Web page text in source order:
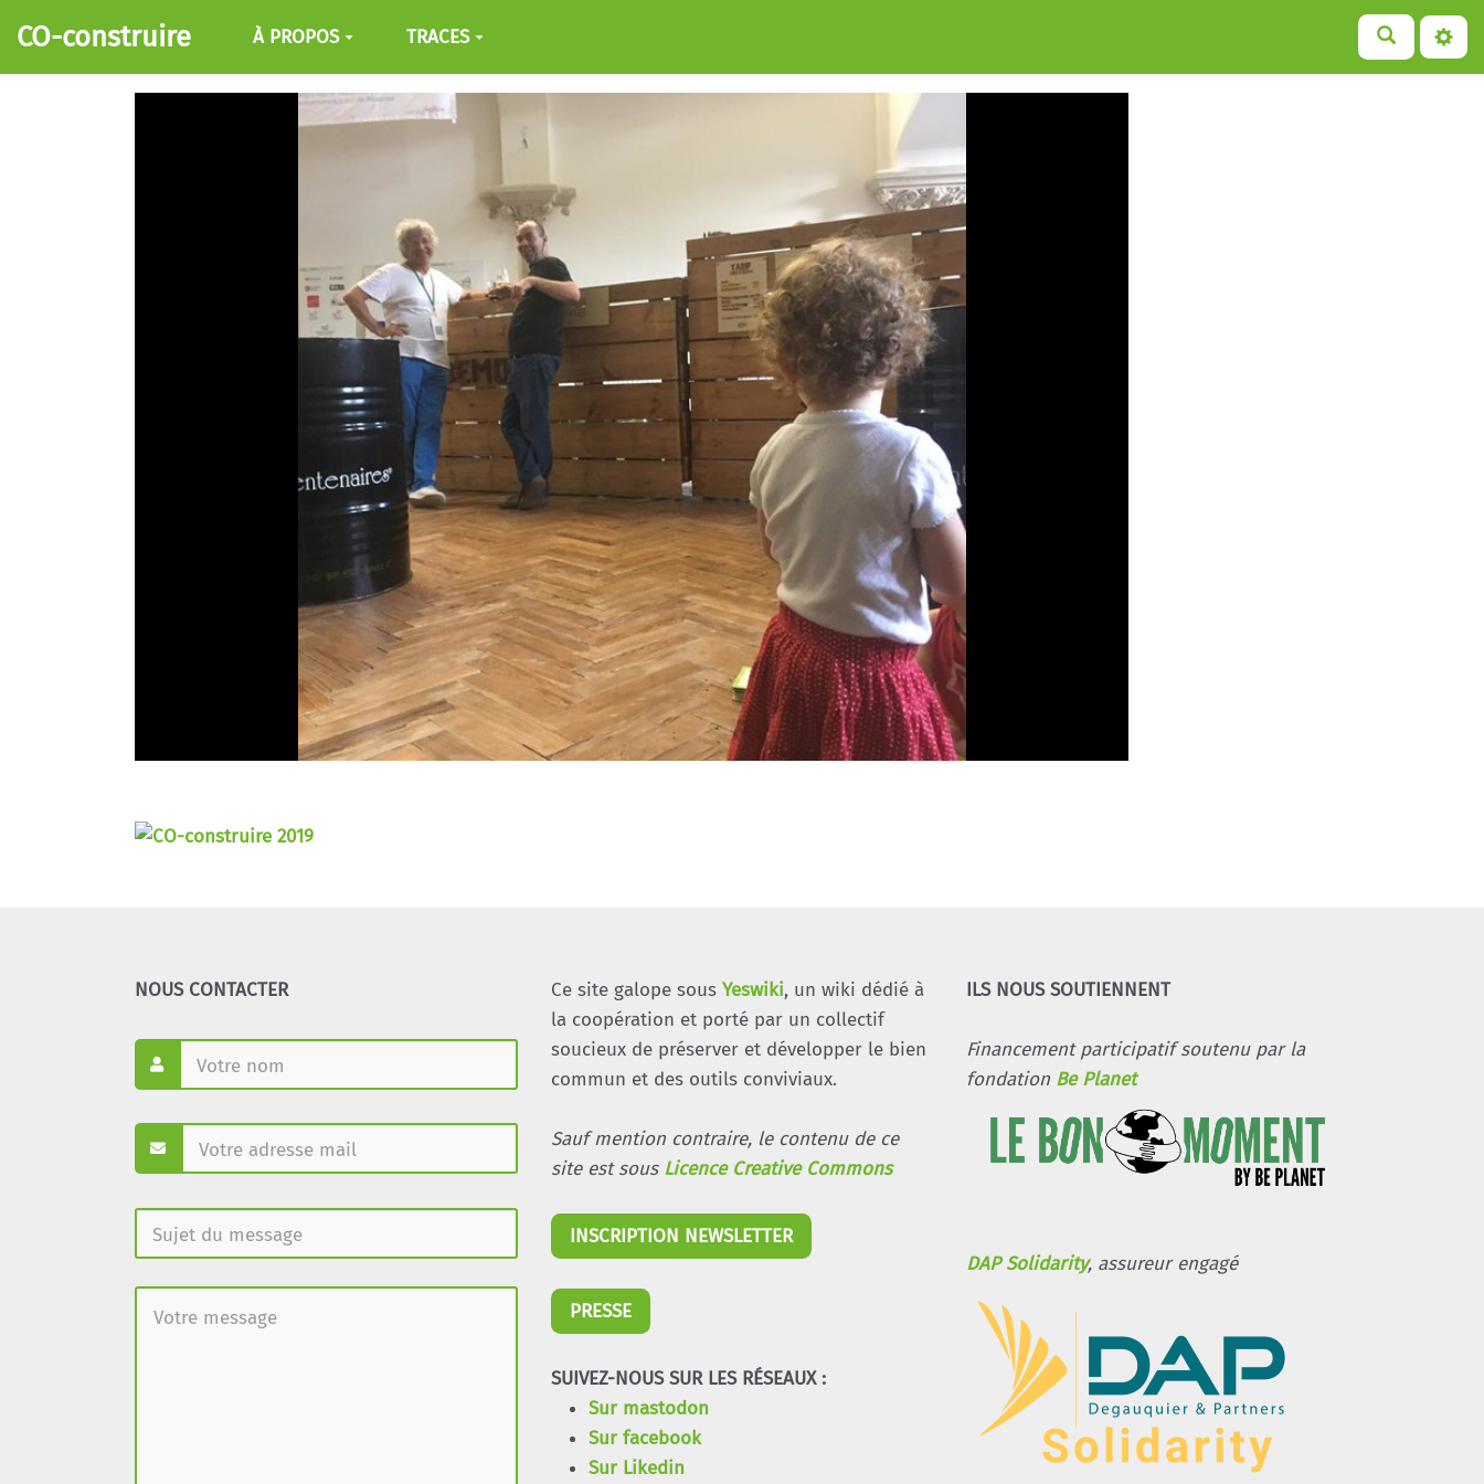
Aller au contenu principal
CO-construire À PROPOS TRACES
NOUS CONTACTER Ce site galope sous Yeswiki, un wiki dédié à
la coopération et porté par un collectif
soucieux de préserver et développer le bien
commun et des outils conviviaux.
Sauf mention contraire, le contenu de ce
site est sous Licence Creative Commons
INSCRIPTION NEWSLETTER
PRESSE
SUIVEZ-NOUS SUR LES RÉSEAUX :
Sur mastodon
Sur facebook
Sur Likedin
ILS NOUS SOUTIENNENT
Financement participatif soutenu par la
fondation Be Planet
DAP Solidarity, assureur engagé